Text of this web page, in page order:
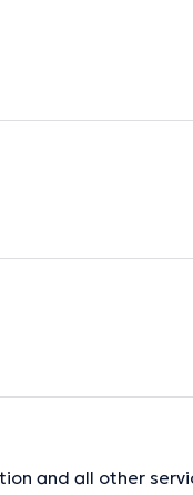
and all other